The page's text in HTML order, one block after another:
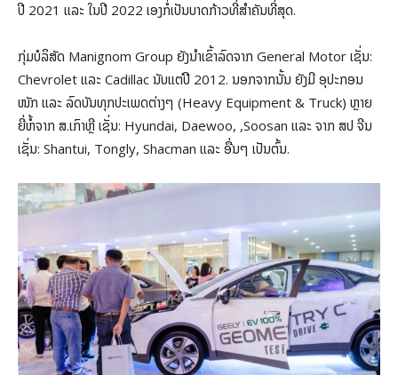
ປີ 2021 ແລະ ໃນປີ 2022 ເອງກໍ່ເປັນບາດກ້າວທີ່ສຳຄັນທີ່ສຸດ.
ກຸ່ມບໍລິສັດ Manignom Group ຍັງນໍາເຂົ້າລົດຈາກ General Motor ເຊັ່ນ:
Chevrolet ແລະ Cadillac ນັບແຕ່ປີ 2012. ນອກຈາກນັ້ນ ຍັງມີ ອຸປະກອນ
ໜັກ ແລະ ລົດບັນທຸກປະເພດຕ່າງໆ (Heavy Equipment & Truck) ຫຼາຍ
ຍີ່ຫໍ້ຈາກ ສ.ເກົາຫຼີ ເຊັ່ນ: Hyundai, Daewoo, ,Soosan ແລະ ຈາກ ສປ ຈີນ
ເຊັ່ນ: Shantui, Tongly, Shacman ແລະ ອື່ນໆ ເປັນຕົ້ນ.